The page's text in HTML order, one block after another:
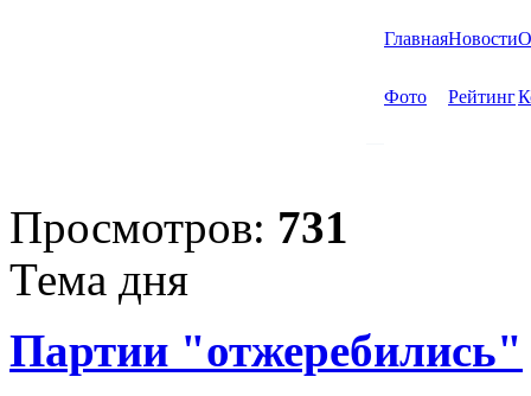
ГлавнаяНовости
Фото Рейтинг
Просмотров: 731
Тема дня
Партии "отжеребились"